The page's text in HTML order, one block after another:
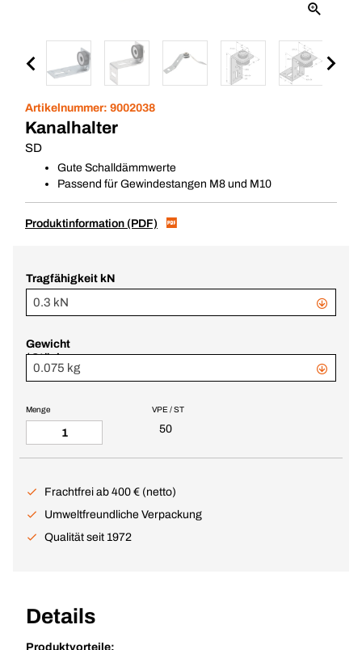
Artikelnummer: 9002038
Kanalhalter
SD
Gute Schalldämmwerte
Passend für Gewindestangen M8 und M10
Produktinformation (PDF)
Tragfähigkeit kN
0.3 kN
Gewicht
/ Stück
0.075 kg
VPE / ST
50
Menge
Frachtfrei ab 400 € (netto)
Umweltfreundliche Verpackung
Qualität seit 1972
Details
Produktvorteile: